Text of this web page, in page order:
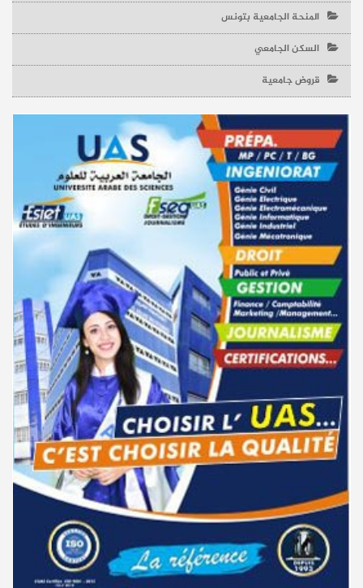
المنحة الجامعية بتونس
السكن الجامعي
قروض جامعية